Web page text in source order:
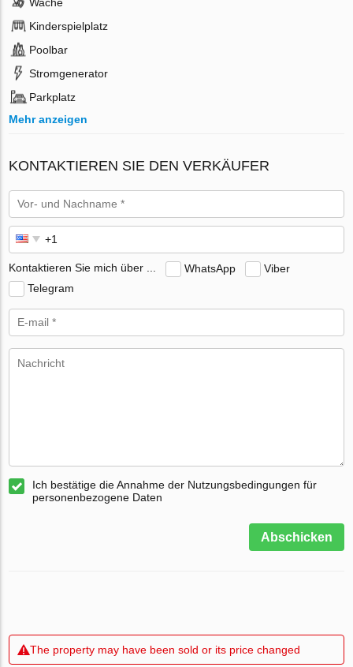
Kinderspielplatz
Poolbar
Stromgenerator
Parkplatz
Mehr anzeigen
KONTAKTIEREN SIE DEN VERKÄUFER
Kontaktieren Sie mich über ... WhatsApp
Viber
Telegram
Ich bestätige die Annahme der Nutzungsbedingungen für
personenbezogene Daten
Abschicken
The property may have been sold or its price changed